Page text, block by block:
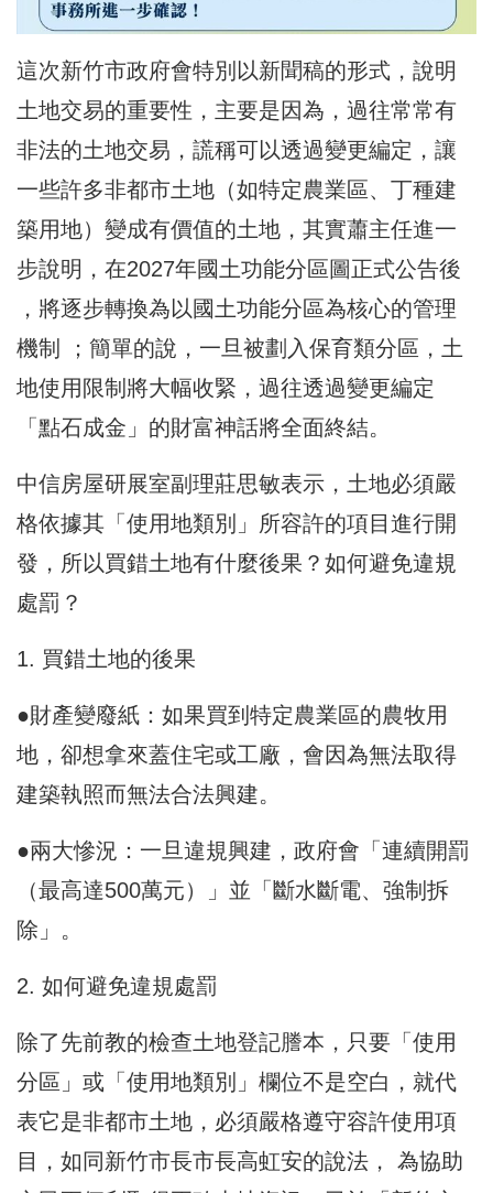
這次新竹市政府會特別以新聞稿的形式，說明
土地交易的重要性，主要是因為，過往常常有
非法的土地交易，謊稱可以透過變更編定，讓
一些許多非都市土地（如特定農業區、丁種建
築用地）變成有價值的土地，其實蕭主任進一
步說明，在2027年國土功能分區圖正式公告後
，將逐步轉換為以國土功能分區為核心的管理
機制 ；簡單的說，一旦被劃入保育類分區，土
地使用限制將大幅收緊，過往透過變更編定
「點石成金」的財富神話將全面終結。
中信房屋研展室副理莊思敏表示，土地必須嚴
格依據其「使用地類別」所容許的項目進行開
發，所以買錯土地有什麼後果？如何避免違規
處罰？
1. 買錯土地的後果
●財產變廢紙：如果買到特定農業區的農牧用
地，卻想拿來蓋住宅或工廠，會因為無法取得
建築執照而無法合法興建。
●兩大慘況：一旦違規興建，政府會「連續開罰
（最高達500萬元）」並「斷水斷電、強制拆
除」。
2. 如何避免違規處罰
除了先前教的檢查土地登記謄本，只要「使用
分區」或「使用地類別」欄位不是空白，就代
表它是非都市土地，必須嚴格遵守容許使用項
目，如同新竹市長市長高虹安的說法， 為協助